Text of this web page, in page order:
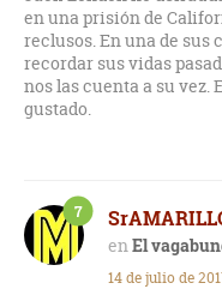
en una prisión de
reclusos. En una de sus
recordar sus vidas
nos las cuenta a su vez.
gustado.
El
7
14 de julio de